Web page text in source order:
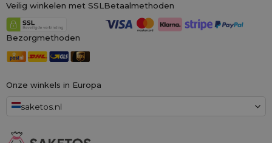
Onze winkels in Europa
saketos.nl
Veilig winkelen met SSL Betaalmethoden
Bezorgmethoden